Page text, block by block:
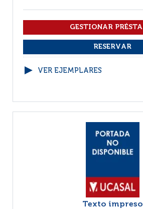
VER EJEMPLARES
Texto impreso